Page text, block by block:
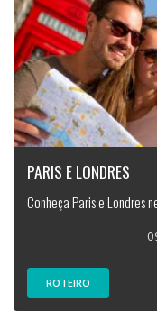
PARIS E LONDRES
Conheça Paris e Londres
ROTEIRO